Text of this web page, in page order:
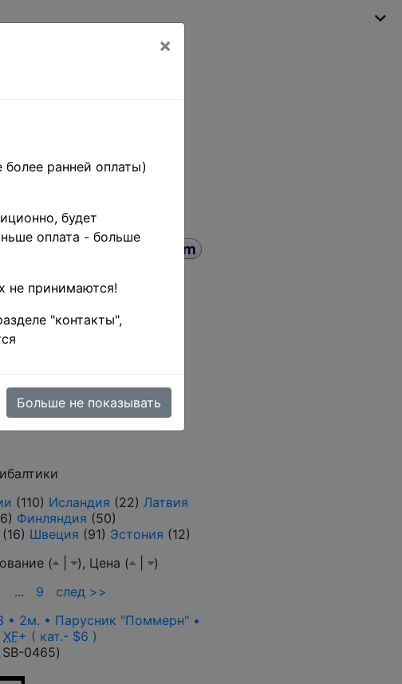
от
до
(110) Исландия (22) Латвия
Финляндия (50)
(16) Швеция (91) Эстония (12)
( | ), Цена ( |
)
... 9
след >>
• 2м. • Парусник "Поммерн" •
XF+ ( кат.- $6 )
SB-0465)
×
ранней оплаты)
будет
оплата - больше
не принимаются!
"контакты",
Больше не показывать